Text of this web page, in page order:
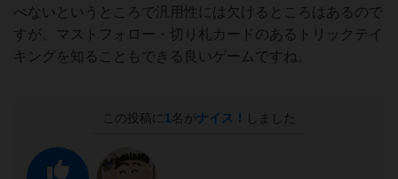
べないというところで汎用性には欠けるところはあるので
すが、マストフォロー・切り札カードのあるトリックテイ
キングを知ることもできる良いゲームですね。
この投稿に 1 名がナイス！ しました